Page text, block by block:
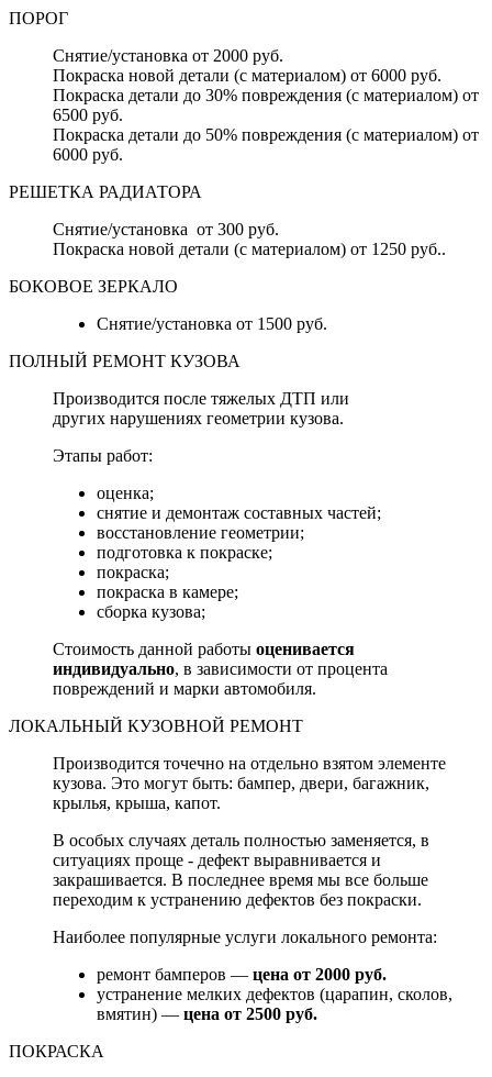
ПОРОГ
Снятие/установка от 2000 руб.
Покраска новой детали (с материалом) от 6000 руб.
Покраска детали до 30% повреждения (с материалом) от
6500 руб.
Покраска детали до 50% повреждения (с материалом) от
6000 руб.
РЕШЕТКА РАДИАТОРА
Снятие/установка от 300 руб.
Покраска новой детали (с материалом) от 1250 руб..
БОКОВОЕ ЗЕРКАЛО
Снятие/установка от 1500 руб.
ПОЛНЫЙ РЕМОНТ КУЗОВА
Производится после тяжелых ДТП или
других нарушениях геометрии кузова.
Этапы работ:
оценка;
снятие и демонтаж составных частей;
восстановление геометрии;
подготовка к покраске;
покраска;
покраска в камере;
сборка кузова;
Стоимость данной работы оценивается
индивидуально, в зависимости от процента
повреждений и марки автомобиля.
ЛОКАЛЬНЫЙ КУЗОВНОЙ РЕМОНТ
Производится точечно на отдельно взятом элементе
кузова. Это могут быть: бампер, двери, багажник,
крылья, крыша, капот.
В особых случаях деталь полностью заменяется, в
ситуациях проще - дефект выравнивается и
закрашивается. В последнее время мы все больше
переходим к устранению дефектов без покраски.
Наиболее популярные услуги локального ремонта:
ремонт бамперов — цена от 2000 руб.
устранение мелких дефектов (царапин, сколов,
вмятин) — цена от 2500 руб.
ПОКРАСКА